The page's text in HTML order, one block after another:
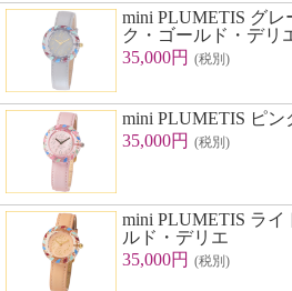
mini PLUMETIS グレ
ク・ゴールド・デリ
35,000円 (税別)
mini PLUMETIS ピン
35,000円 (税別)
mini PLUMETIS ライ
ルド・デリエ
35,000円 (税別)